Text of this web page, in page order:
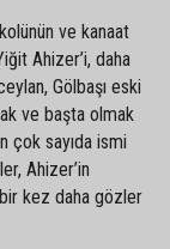
ve kanaat
Ahizer’i, daha
Gölbaşı eski
ve başta olmak
çok sayıda ismi
Ahizer’in
kez daha gözler